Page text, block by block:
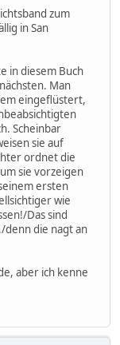
zum
in San
in diesem Buch
Man
eingeflüstert,
Scheinbar
sie auf
ordnet die
sie vorzeigen
ersten
wie
Das sind
denn die nagt an
aber ich kenne